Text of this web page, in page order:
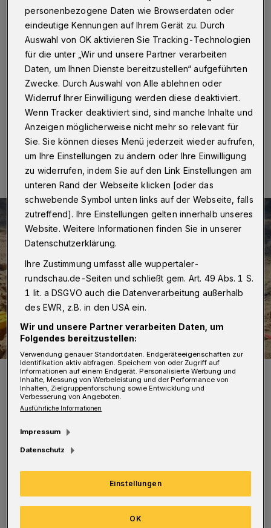
Wuppertal
Die Wege sowie der Kinderspielplatz des
in der Elberfelder Südstadt gelegenen Von-der-
Heydt-Parks werden saniert. Nachdem sich der Einbau
der Spielgeräte durch Vandalismus verzögert hat, soll
der Kinderspielplatz nach Angaben der Verwaltung
Ende Juni 2021 eröffnet werden.
01.06.2021 , 18:03 Uhr Eine Minute Lesezeit
Symbolfoto.
Foto: Frauke Riether
Rasenflächen noch Zeit zum Anwachsen.
Aktuell werden parallel die benachbarten
Wege sowie der Pavillon erneuert. Im nächsten
personenbezogene Daten wie Browserdaten oder
eindeutige Kennungen auf Ihrem Gerät zu. Durch
Auswahl von OK aktivieren Sie Tracking-Technologien
für die unter „Wir und unsere Partner verarbeiten
Daten, um Ihnen Dienste bereitzustellen“ aufgeführten
Zwecke. Durch Auswahl von Alle ablehnen oder
Widerruf Ihrer Einwilligung werden diese deaktiviert.
Wenn Tracker deaktiviert sind, sind manche Inhalte und
Anzeigen möglicherweise nicht mehr so relevant für
Sie. Sie können dieses Menü jederzeit wieder aufrufen,
um Ihre Einstellungen zu ändern oder Ihre Einwilligung
zu widerrufen, indem Sie auf den Link Einstellungen am
unteren Rand der Webseite klicken [oder das
schwebende Symbol unten links auf der Webseite, falls
zutreffend]. Ihre Einstellungen gelten innerhalb unseres
Website. Weitere Informationen finden Sie in unserer
Datenschutzerklärung.
Ihre Zustimmung umfasst alle wuppertaler-
rundschau.de-Seiten und schließt gem. Art. 49 Abs. 1 S.
1 lit. a DSGVO auch die Datenverarbeitung außerhalb
des EWR, z.B. in den USA ein.
Wir und unsere Partner verarbeiten Daten, um
Folgendes bereitzustellen:
Verwendung genauer Standortdaten. Endgeräteeigenschaften zur
Identifikation aktiv abfragen. Speichern von oder Zugriff auf
Informationen auf einem Endgerät. Personalisierte Werbung und
Inhalte, Messung von Werbeleistung und der Performance von
Inhalten, Zielgruppenforschung sowie Entwicklung und
Verbesserung von Angeboten.
Ausführliche Informationen
Impressum
Datenschutz
Einstellungen
OK